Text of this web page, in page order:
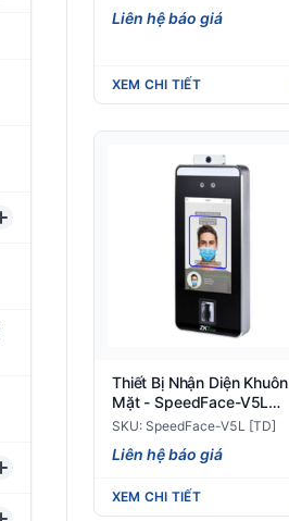
Liên hệ báo giá
XEM CHI TIẾT
Thiết Bị Nhận Diện Khuôn
Mặt - SpeedFace-V5L
[TD]
SKU: SpeedFace-V5L [TD]
Liên hệ báo giá
XEM CHI TIẾT